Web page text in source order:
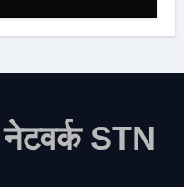
नेटवर्क STN